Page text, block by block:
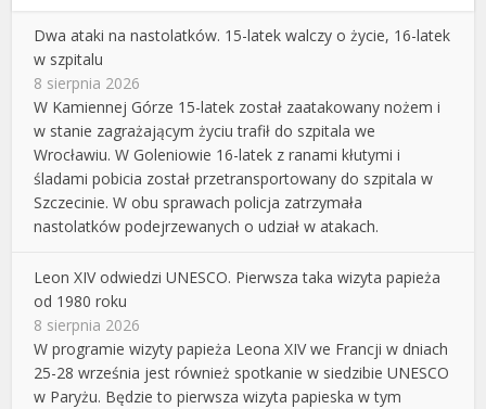
Dwa ataki na nastolatków. 15-latek walczy o życie, 16-latek
w szpitalu
8 sierpnia 2026
W Kamiennej Górze 15-latek został zaatakowany nożem i
w stanie zagrażającym życiu trafił do szpitala we
Wrocławiu. W Goleniowie 16-latek z ranami kłutymi i
śladami pobicia został przetransportowany do szpitala w
Szczecinie. W obu sprawach policja zatrzymała
nastolatków podejrzewanych o udział w atakach.
Leon XIV odwiedzi UNESCO. Pierwsza taka wizyta papieża
od 1980 roku
8 sierpnia 2026
W programie wizyty papieża Leona XIV we Francji w dniach
25-28 września jest również spotkanie w siedzibie UNESCO
w Paryżu. Będzie to pierwsza wizyta papieska w tym